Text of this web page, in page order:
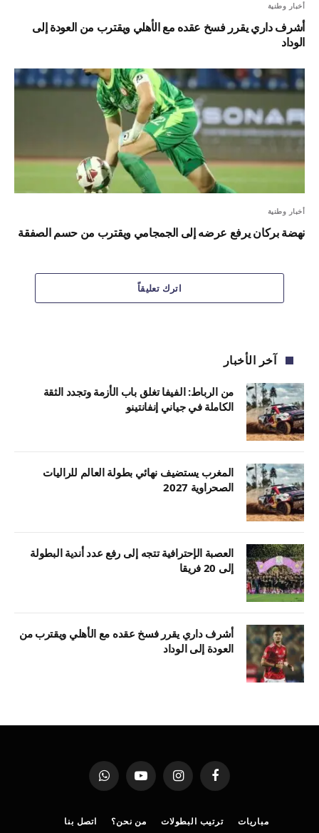
أخبار وطنية
أشرف داري يقرر فسخ عقده مع الأهلي ويقترب من العودة إلى
الوداد
أخبار وطنية
نهضة بركان يرفع عرضه إلى الجمجامي ويقترب من حسم الصفقة
اترك تعليقاً
آخر الأخبار
من الرباط: الفيفا تغلق باب الأزمة وتجدد الثقة
الكاملة في جياني إنفانتينو
المغرب يستضيف نهائي بطولة العالم للراليات
الصحراوية 2027
العصبة الإحترافية تتجه إلى رفع عدد أندية البطولة
إلى 20 فريقا
أشرف داري يقرر فسخ عقده مع الأهلي ويقترب من
العودة إلى الوداد
فيسبوك الانستغراميوتيوب واتساب
مباريات ترتيب البطولات من نحن؟ اتصل بنا